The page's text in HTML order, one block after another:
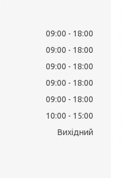
09:00
18:00
09:00
18:00
09:00
18:00
09:00
18:00
09:00
18:00
10:00
15:00
Вихідний